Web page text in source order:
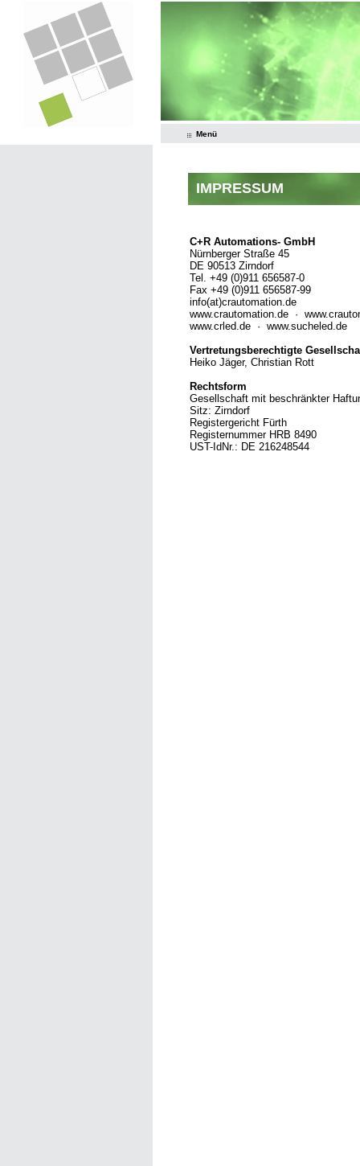
Menü
IMPRESSUM
C+R Automations- GmbH
Nürnberger Straße 45
DE 90513 Zirndorf
Tel. +49 (0)911 656587-0
Fax +49 (0)911 656587-99
info(at)crautomation.de
www.crautomation.de ·
www.crled.de · www.sucheled.de
Vertretungsberechtigte
Heiko Jäger, Christian Rott
Rechtsform
Gesellschaft mit beschränkter
Sitz: Zirndorf
Registergericht Fürth
Registernummer HRB 8490
UST-IdNr.: DE 216248544